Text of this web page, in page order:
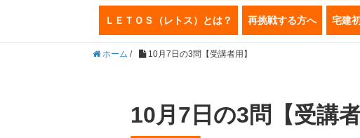
ＬＥＴＯＳ（レトス）とは？ 再挑戦する方へ 宅建
ホーム / 10月7日の3問【受講者用】
10月7日の3問【受講者